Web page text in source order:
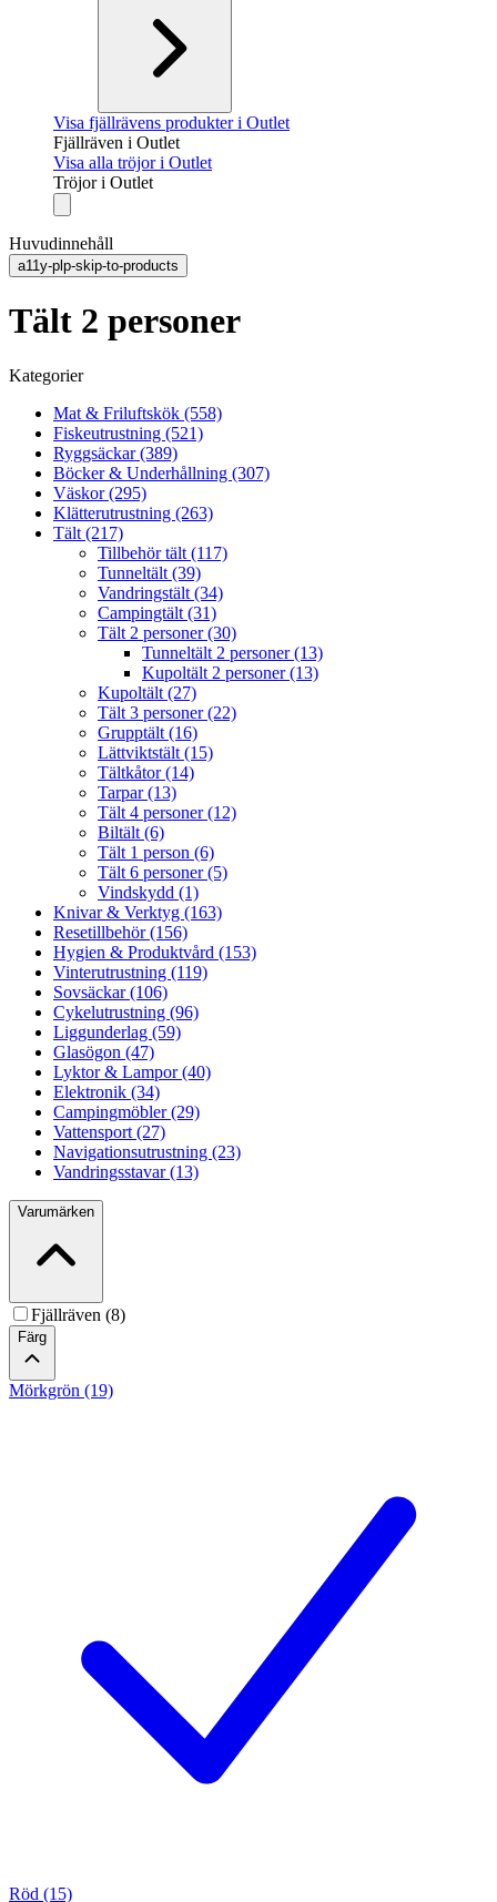
Visa fjällrävens produkter i Outlet
Fjällräven i Outlet
Visa alla tröjor i Outlet
Tröjor i Outlet
Huvudinnehåll
a11y-plp-skip-to-products
Tält 2 personer
Kategorier
Mat & Friluftskök (558)
Fiskeutrustning (521)
Ryggsäckar (389)
Böcker & Underhållning (307)
Väskor (295)
Klätterutrustning (263)
Tält (217)
Tillbehör tält (117)
Tunneltält (39)
Vandringstält (34)
Campingtält (31)
Tält 2 personer (30)
Tunneltält 2 personer (13)
Kupoltält 2 personer (13)
Kupoltält (27)
Tält 3 personer (22)
Grupptält (16)
Lättviktstält (15)
Tältkåtor (14)
Tarpar (13)
Tält 4 personer (12)
Biltält (6)
Tält 1 person (6)
Tält 6 personer (5)
Vindskydd (1)
Knivar & Verktyg (163)
Resetillbehör (156)
Hygien & Produktvård (153)
Vinterutrustning (119)
Sovsäckar (106)
Cykelutrustning (96)
Liggunderlag (59)
Glasögon (47)
Lyktor & Lampor (40)
Elektronik (34)
Campingmöbler (29)
Vattensport (27)
Navigationsutrustning (23)
Vandringsstavar (13)
Varumärken
Fjällräven (8)
Färg
Mörkgrön (19)
Röd (15)